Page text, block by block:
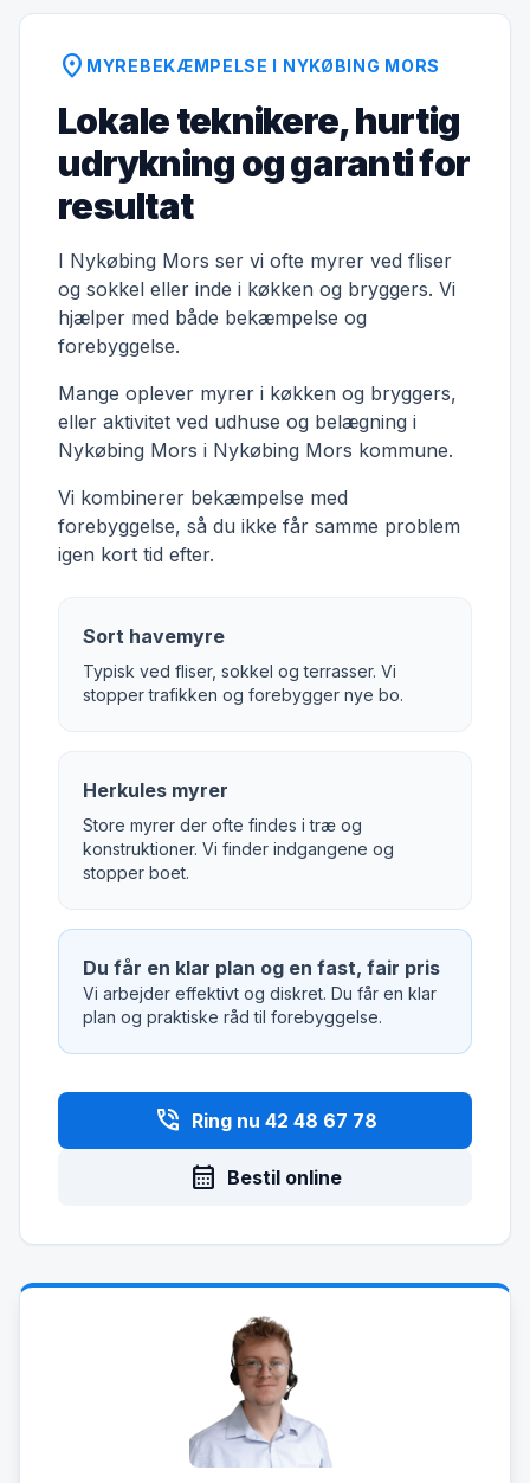
location_on MYREBEKÆMPELSE I NYKØBING MORS
Lokale teknikere, hurtig
udrykning og garanti for
resultat
I Nykøbing Mors ser vi ofte myrer ved fliser
og sokkel eller inde i køkken og bryggers. Vi
hjælper med både bekæmpelse og
forebyggelse.
Mange oplever myrer i køkken og bryggers,
eller aktivitet ved udhuse og belægning i
Nykøbing Mors i Nykøbing Mors kommune.
Vi kombinerer bekæmpelse med
forebyggelse, så du ikke får samme problem
igen kort tid efter.
Sort havemyre
Typisk ved fliser, sokkel og terrasser. Vi
stopper trafikken og forebygger nye bo.
Herkules myrer
Store myrer der ofte findes i træ og
konstruktioner. Vi finder indgangene og
stopper boet.
Du får en klar plan og en fast, fair pris
Vi arbejder effektivt og diskret. Du får en klar
plan og praktiske råd til forebyggelse.
phone_in_talk Ring nu 42 48 67 78
calendar_month Bestil online